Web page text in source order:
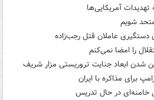
آمریکایی‌ها
متحد شویم
دستگیری عاملان قتل رجب‌زاده
را امضا نمی‌کنم
شدن ابعاد جنایت تروریستی مزار شریف
برای مذاکره با ایران
خامنه‌ای در حال تدریس